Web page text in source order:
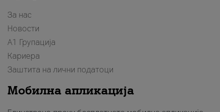
За нас
Новости
А1 Групација
Кариера
Заштита на лични податоци
Мобилна апликација